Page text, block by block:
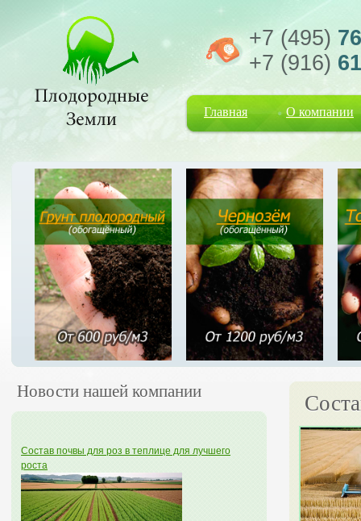
+7 (495)
+7 (916)
Главная О компании
Новости нашей компании
Состав почвы для роз в теплице для лучшего
роста